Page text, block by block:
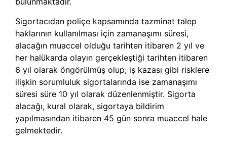
Sigortacıdan poliçe kapsamında tazminat talep
haklarının kullanılması için zamanaşımı süresi,
alacağın muaccel olduğu tarihten itibaren 2 yıl ve
her halükarda olayın gerçekleştiği tarihten itibaren
6 yıl olarak öngörülmüş olup; iş kazası gibi risklere
ilişkin sorumluluk sigortalarında ise zamanaşımı
süresi süre 10 yıl olarak düzenlenmiştir. Sigorta
alacağı, kural olarak, sigortaya bildirim
yapılmasından itibaren 45 gün sonra muaccel hale
gelmektedir.